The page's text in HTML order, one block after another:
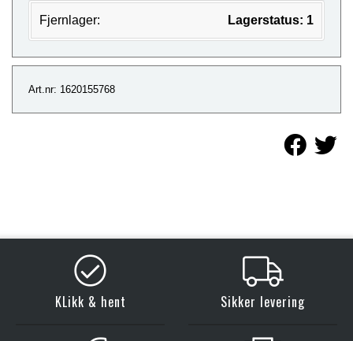
Fjernlager: Lagerstatus: 1
Art.nr: 1620155768
KLikk & hent Sikker levering